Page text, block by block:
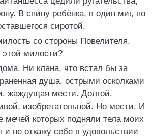
В спину ребёнка, в один миг, по
сиротой.
со стороны Повелителя.
этой милости?
Ни клана, что встал бы за
душа, острыми осколками
жаждущая мести. Долгой,
изобретательной. Но мести. И
мечей которых подняли тела моих
и не откажу себе в удовольствии